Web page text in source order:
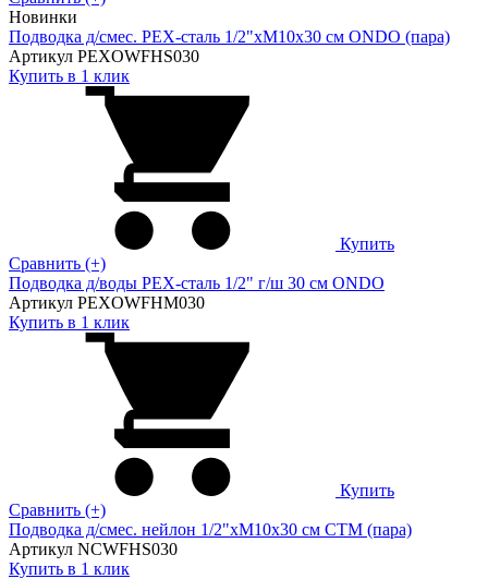
Новинки
Подводка д/смес. PEX-сталь 1/2"xM10x30 см ONDO (пара)
Артикул PEXOWFHS030
Купить в 1 клик
Купить
Сравнить (+)
Подводка д/воды PEX-сталь 1/2" г/ш 30 cм ONDO
Артикул PEXOWFHM030
Купить в 1 клик
Купить
Сравнить (+)
Подводка д/смес. нейлон 1/2"xM10x30 см CTM (пара)
Артикул NCWFHS030
Купить в 1 клик